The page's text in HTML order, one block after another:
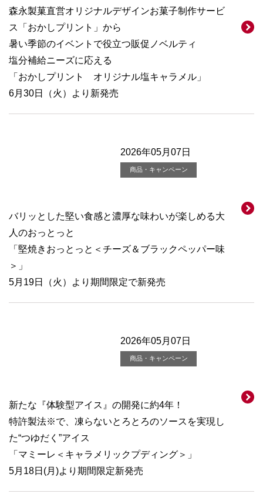
森永製菓直営オリジナルデザインお菓子制作サービ
ス「おかしプリント」から
暑い季節のイベントで役立つ販促ノベルティ
塩分補給ニーズに応える
「おかしプリント オリジナル塩キャラメル」
6月30日（火）より新発売
2026年05月07日
商品・キャンペーン
バリッとした堅い食感と濃厚な味わいが楽しめる大
人のおっとっと
「堅焼きおっとっと＜チーズ＆ブラックペッパー味
＞」
5月19日（火）より期間限定で新発売
2026年05月07日
商品・キャンペーン
新たな『体験型アイス』の開発に約4年！
特許製法※で、凍らないとろとろのソースを実現し
た“つゆだく”アイス
「マミーレ＜キャラメリックプディング＞」
5月18日(月)より期間限定新発売